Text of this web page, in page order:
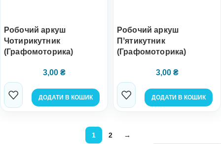
Робочий аркуш
Чотирикутник
(Графомоторика)
3,00 ₴
ДОДАТИ В КОШИК
Робочий аркуш
Пʼятикутник
(Графомоторика)
3,00 ₴
ДОДАТИ В КОШИК
1 2 →